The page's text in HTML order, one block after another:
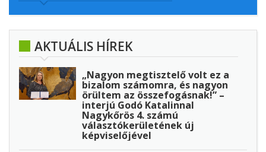
AKTUÁLIS HÍREK
„Nagyon megtisztelő volt ez a
bizalom számomra, és nagyon
örültem az összefogásnak!” –
interjú Godó Katalinnal
Nagykőrös 4. számú
választókerületének új
képviselőjével